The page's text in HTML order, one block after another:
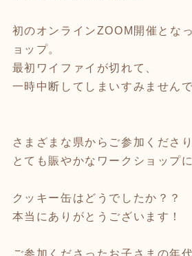
初のオンラインZOOM開催とな
ョップ。
最初ワイファイが切れて、
一時中断してしまいすみません
さまざまな県からご参加くださり
とても賑やかなワークショップ
クッキー缶はどうでしたか？？
本当にありがとうございます！
ご参加くださったお子さまの年